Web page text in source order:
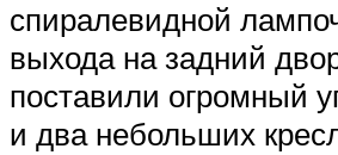
спиралевидной
выхода на задний
поставили огромный
и два небольших